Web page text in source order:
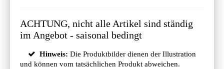
ACHTUNG, nicht alle Artikel sind ständig
im Angebot - saisonal bedingt
Hinweis: Die Produktbilder dienen der Illustration
und können vom tatsächlichen Produkt abweichen.